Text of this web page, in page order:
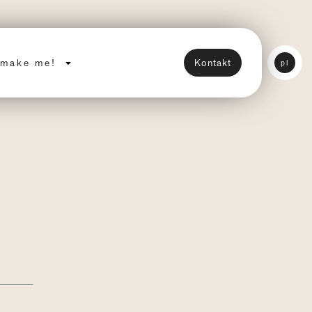
make me! Kontakt pl